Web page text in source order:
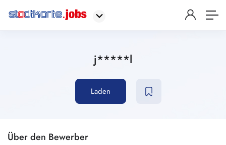
j*****l
Laden
Über den Bewerber